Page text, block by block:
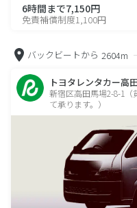
6時間まで7,150円
免責補償制度1,100円
バックビートから 2604m
トヨタレンタカー高
新宿区高田馬場2-8-1
て承ります。）